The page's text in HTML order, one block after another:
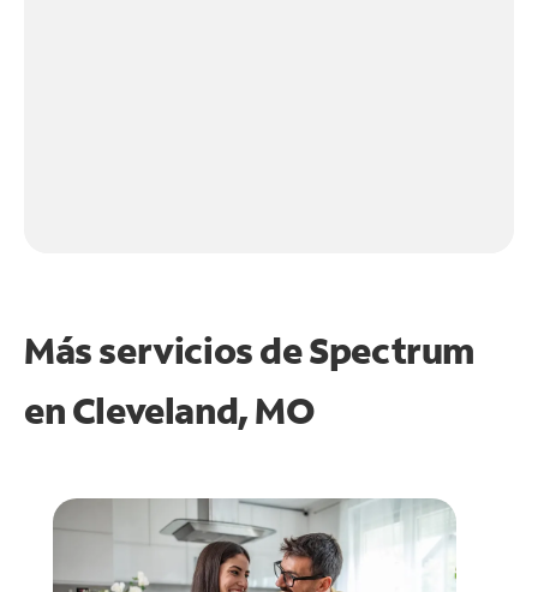
Más servicios de Spectrum
enCleveland, MO